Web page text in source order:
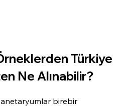
Türkiye
Ne Alınabilir?
birebir